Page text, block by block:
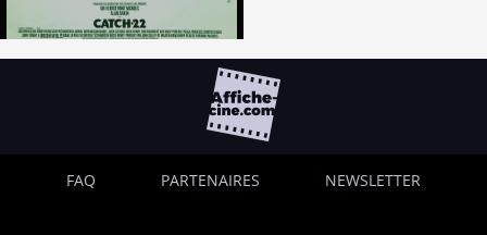
FAQ PARTENAIRES NEWSLETTER